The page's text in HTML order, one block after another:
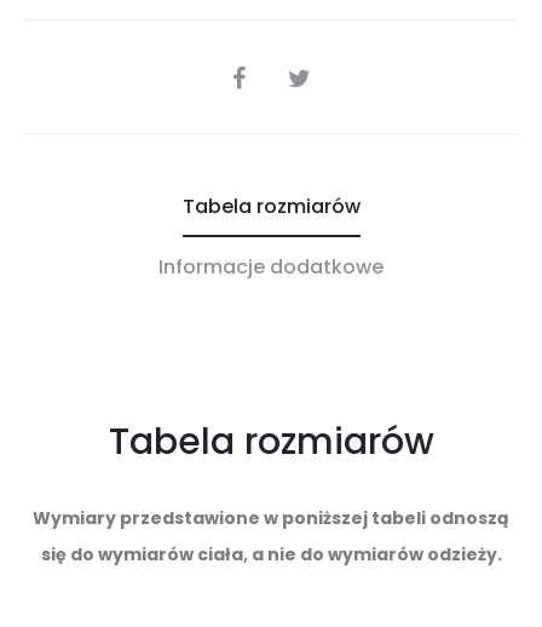
SHARE
Tabela rozmiarów
Informacje dodatkowe
Tabela rozmiarów
Wymiary przedstawione w poniższej tabeli odnoszą
się do wymiarów ciała, a nie do wymiarów odzieży.